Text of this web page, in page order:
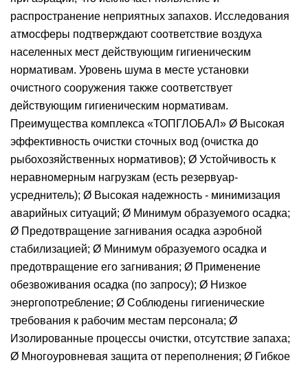
распространение неприятных запахов. Исследования
атмосферы подтверждают соответствие воздуха
населенных мест действующим гигиеническим
нормативам. Уровень шума в месте установки
очистного сооружения также соответствует
действующим гигиеническим нормативам.
Преимущества комплекса «ТОПГЛОБАЛ» Ø Высокая
эффективность очистки сточных вод (очистка до
рыбохозяйственных нормативов); Ø Устойчивость к
неравномерным нагрузкам (есть резервуар-
усреднитель); Ø Высокая надежность - минимизация
аварийных ситуаций; Ø Минимум образуемого осадка;
Ø Предотвращение загнивания осадка аэробной
стабилизацией; Ø Минимум образуемого осадка и
предотвращение его загнивания; Ø Применение
обезвоживания осадка (по запросу); Ø Низкое
энергопотребление; Ø Соблюдены гигиенические
требования к рабочим местам персонала; Ø
Изолированные процессы очистки, отсутствие запаха;
Ø Многоуровневая защита от переполнения; Ø Гибкое